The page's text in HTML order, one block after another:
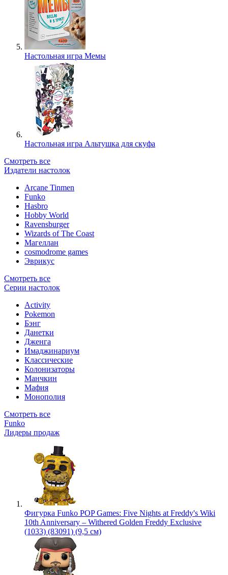
Настольная игра Мемы
Настольная игра Альтушка для скуфа
Смотреть все
Издатели настолок
Arcane Tinmen
Funko
Hasbro
Hobby World
Ravensburger
Wizards of The Coast
Магеллан
сosmodrome games
Эврикус
Смотреть все
Серии настолок
Activity
Pokemon
Бэнг
Данетки
Дженга
Имаджинариум
Классические
Колонизаторы
Манчкин
Мафия
Монополия
Смотреть все
Funko
Лидеры продаж
Фигурка Funko POP Games: Five Nights at Freddy's Wiki
10th Anniversary – Withered Golden Freddy Exclusive
(1033) (83091) (9,5 см)